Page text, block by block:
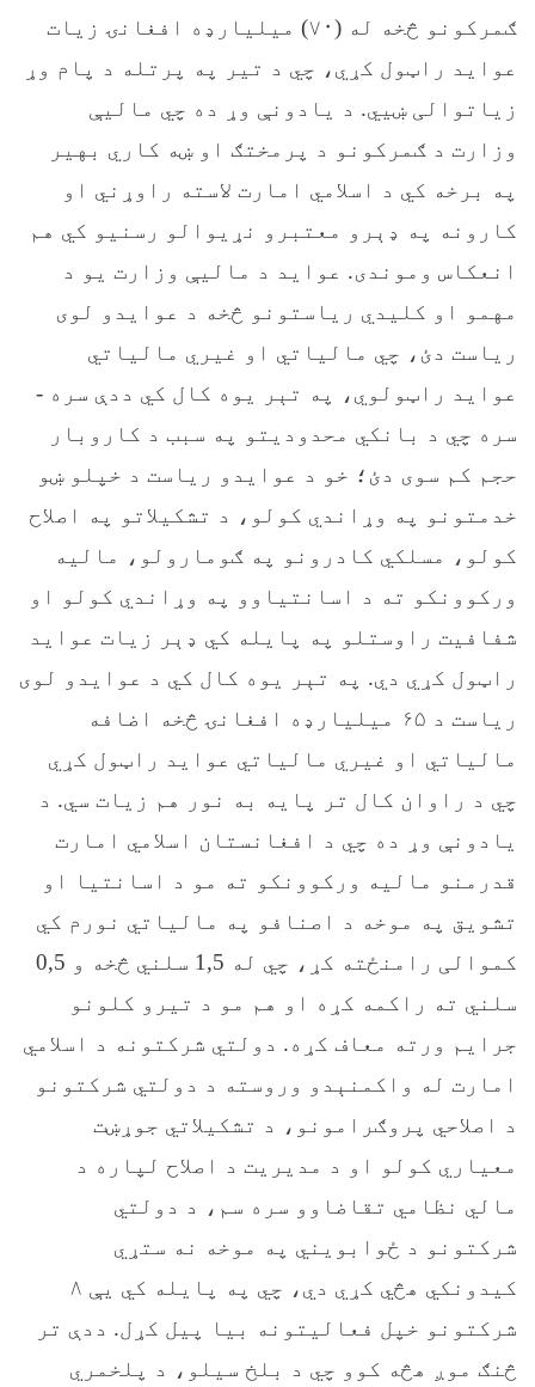
ګمرکونو څخه له (۷۰) میلیارډه افغانۍ زیات
عواید راټول کړي، چي د تیر په پرتله د پام وړ
زیاتوالی ښیي. د یادونې وړ ده چي مالیې
وزارت د ګمرکونو د پرمختګ او ښه کاري بهیر
په برخه کي د اسلامي امارت لاسته راوړني او
کارونه په ډېرو معتبرو نړيوالو رسنیو کي هم
انعکاس وموندی. عواید د ماليې وزارت يو د
مهمو او کلیدي ریاستونو څخه د عوايدو لوی
رياست دئ، چي مالياتي او غيري مالياتي
عوايد راټولوي، په تېر يوه کال کي ددې سره -
سره چي د بانکي محدوديتو په سبب د کاروبار
حجم کم سوی دئ؛ خو د عوايدو رياست د خپلو ښو
خدمتونو په وړاندي کولو، د تشکيلاتو په اصلاح
کولو، مسلکي کادرونو په ګومارولو، ماليه
ورکوونکو ته د اسانتياوو په وړاندي کولو او
شفافيت راوستلو په پایله کي ډېر زيات عوايد
راټول کړي دي. په تېر يوه کال کي د عوایدو لوی
ریاست د ۶۵ میلیارډه افغانۍ څخه اضافه
مالیاتي او غيري مالياتي عواید راټول کړي
چي د راوان کال تر پایه به نور هم زیات سي. د
یادونې وړ ده چي د افغانستان اسلامي امارت
قدرمنو مالیه ورکوونکو ته مو د اسانتیا او
تشویق په موخه د اصنافو په مالیاتي نورم کي
کموالی رامنځته کړ، چي له 1,5 سلني څخه و 0,5
سلني ته راکمه کړه او هم مو د تیرو کلونو
جرایم ورته معاف کړه. دولتي شرکتونه د اسلامي
امارت له واکمنېدو وروسته د دولتي شرکتونو
د اصلاحي پروګرامونو، د تشکیلاتي جوړښت
معیاري کولو او د مدیریت د اصلاح لپاره د
مالي نظامي تقاضاوو سره سم، د دولتي
شرکتونو د ځوابویني په موخه نه ستړي
کيدونکي هڅي کړي دي، چي په پايله کي یې ۸
شرکتونو خپل فعالیتونه بیا پیل کړل. ددې تر
څنګ موږ هڅه کوو چي د بلخ سیلو، د پلخمري